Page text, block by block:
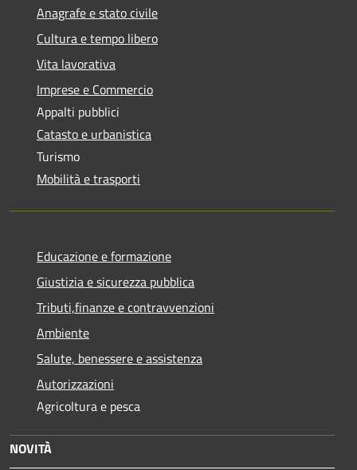
Anagrafe e stato civile
Cultura e tempo libero
Vita lavorativa
Imprese e Commercio
Appalti pubblici
Catasto e urbanistica
Turismo
Mobilità e trasporti
Educazione e formazione
Giustizia e sicurezza pubblica
Tributi,finanze e contravvenzioni
Ambiente
Salute, benessere e assistenza
Autorizzazioni
Agricoltura e pesca
NOVITÀ